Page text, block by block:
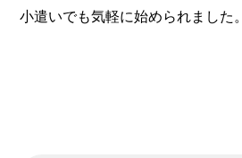
小遣いでも気軽に始められました。